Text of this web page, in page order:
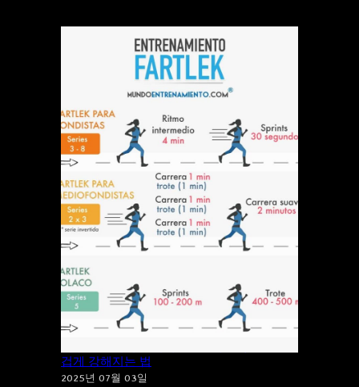
겁게 강해지는 법
2025년 07월 03일